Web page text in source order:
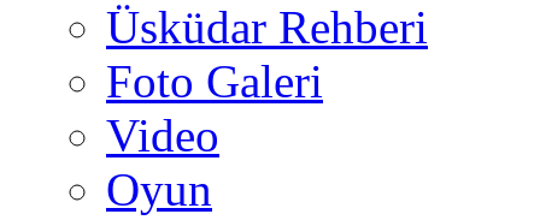
Üsküdar Rehberi
Foto Galeri
Video
Oyun